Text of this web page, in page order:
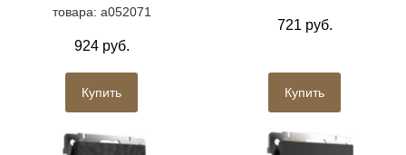
товара: a052071
924 руб.
Купить
721 руб.
Купить